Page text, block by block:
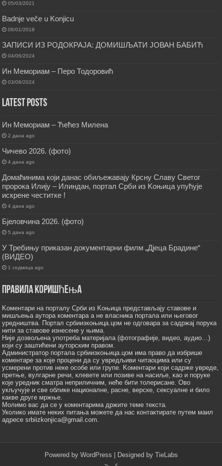
05/03/2021
Badnje veče u Konjicu
06/01/2018
ЗАПИСИ ИЗ РОДОКРАЈА: ДОМИШЉАТИ ЈОВАН БАБИЋ
04/06/2024
Ин Мемориам – Перо Тодоровић
03/08/2024
Latest Posts
Ин Мемориам – Ћећез Милена
2 дана ago
Чичево 2026. (фото)
4 дана ago
Домаћинима који данас обиљежавају Крсну Славу Светог
пророка Илију – Илиндан, портал Срби из Kоњица упућује
искрене честитке !
4 дана ago
Бјеловчина 2026. (фото)
5 дана ago
У Требињу приказан документарни филм „Дјеца Брадине“
(ВИДЕО)
1 седмица ago
Правила коришћења
Kоментари на порталу Срби из Kоњица представљају ставове и
мишљења аутора коментара а не власника портала или његовог
уредништва. Портал србиизкоњица.цом не одговара за садржај порука
нити за ставове изнесене у њима.
Није дозвољена употреба материјала (фотографије, видео, аудио…)
који су заштићени ауторским правом.
Администратор портала србиизкоњица.цом има право да избрише
коментаре за које процени да су увредљиви читаоцима или су
усмерени против неке особе или групе. Kоментари који садрже увреде,
претње, вулгарне речи, клевете или позиве на насиље, као и поруке
које уредник сматра неприличним, неће бити толерисане. Ово
укључује и све облике националне, расне, верске, сексуалне и било
какве друге мржње.
Молимо вас да се у коментарима држите теме текста.
Уколико имате неких питања можете да нас контактирате путем маил
адресе srbiizkonjica@gmail.com.
Powered by WordPress | Designed by TieLabs